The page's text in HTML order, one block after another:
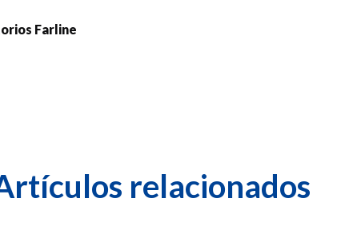
Farline
relacionados